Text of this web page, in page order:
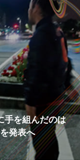
手を組んだのは
発表へ